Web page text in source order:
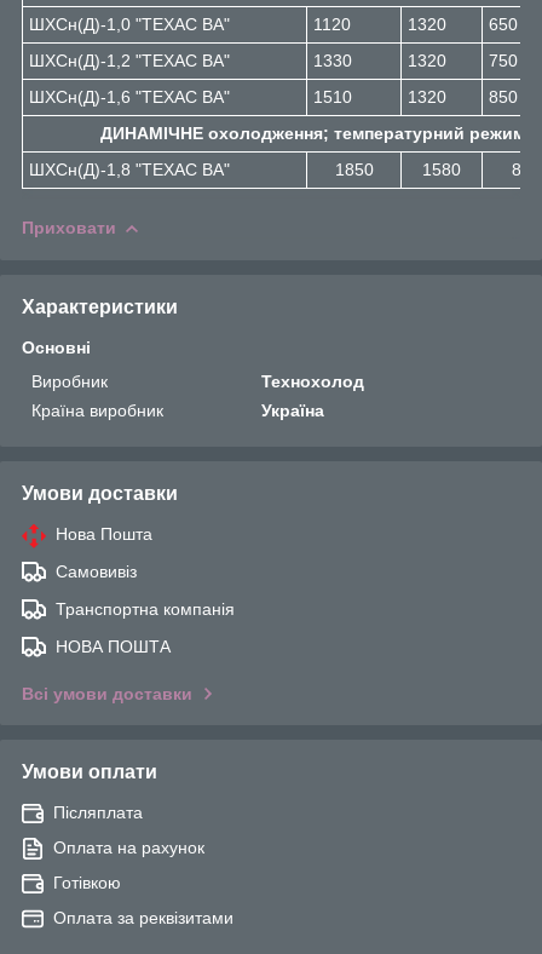
ШХСн(Д)-1,0 "ТЕХАС ВА" 1120 1320
650
ШХСн(Д)-1,2 "ТЕХАС ВА"
1330 1320
750
ШХСн(Д)-1,6 "ТЕХАС ВА"
1510 1320
850
ДИНАМІЧНЕ охолодження; температурний режим:
ШХСн(Д)-1,8 "ТЕХАС ВА"
1850 1580 800
Приховати
Характеристики
Основні
Виробник
Технохолод
Країна виробник
Україна
Умови доставки
Нова Пошта
Самовивіз
Транспортна компанія
НОВА ПОШТА
Всі умови доставки
Умови оплати
Післяплата
Оплата на рахунок
Готівкою
Оплата за реквізитами